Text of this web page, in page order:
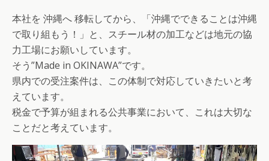
本社を 沖縄へ 移転してから、「沖縄でできることは沖縄
で取り組もう！」と、スチール材の加工などは地元の協
力工場にお願いしています。
そう”Made in OKINAWA”です。
県内での受注案件は、この体制で対応していきたいと考
えています。
税金で予算が組まれる公共事業において、これは大切な
ことだと考えています。